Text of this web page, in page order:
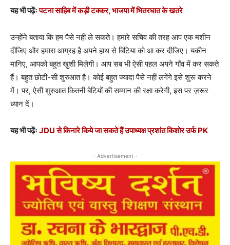
यह भी पढ़ेंःपटना साहिब में कड़ी टक्कर, भाजपा में भितरघात के खतरे
उन्होंने बताया कि हम पैसे नहीं ले सकते। हमारे सचिव की तरह आप एक मशीन
दीजिए और हमारा आग्रह है अपने हाथ से बिटिया को आ कर दीजिए। यकीन
मानिए, आपको बहुत खुशी मिलेगी। आप सब भी ऐसी पहल अपने गाँव में कर सकते
हैं। बहुत छोटी-सी शुरुआत है। कोई बहुत ज्यादा पैसे नहीं लगेंगे इसे शुरू करने
में। पर, ऐसी शुरुआत कितनी बेटियों की सम्मान की रक्षा करेगी, इस पर ज़रूर
ध्यान दें।
यह भी पढ़ेंः JDU से किनारे किये जा सकते हैं उपाध्यक्ष प्रशांत किशोर उर्फ PK
- Advertisement -